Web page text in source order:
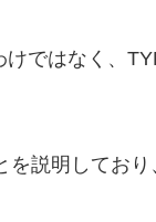
ではなく、
説明してお